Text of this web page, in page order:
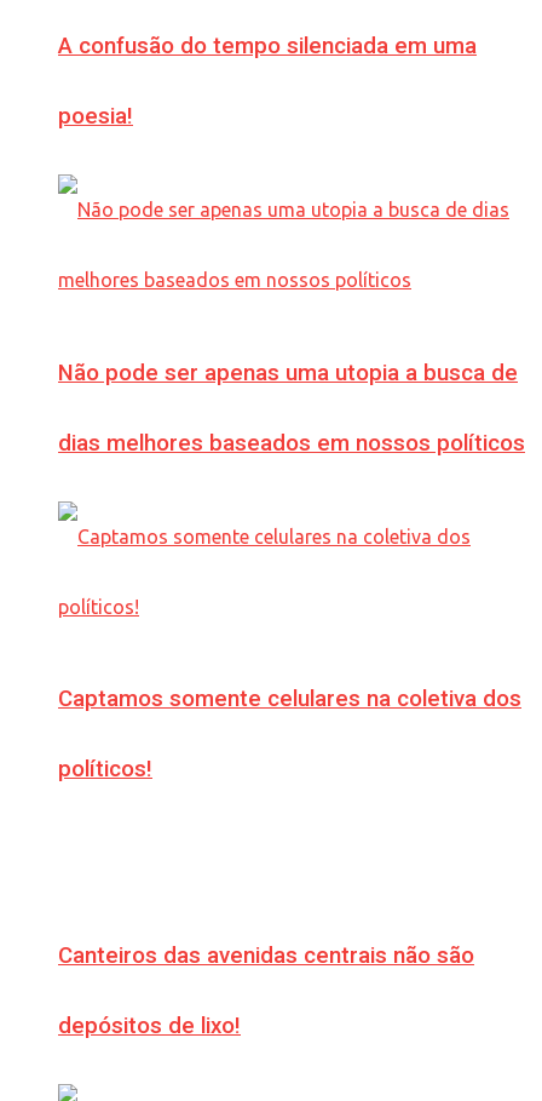
A confusão do tempo silenciada em uma
poesia!
Não pode ser apenas uma utopia a busca de
dias melhores baseados em nossos políticos
Captamos somente celulares na coletiva dos
políticos!
Canteiros das avenidas centrais não são
depósitos de lixo!